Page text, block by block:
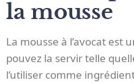
la mousse
La mousse à l’avocat est
pouvez la servir telle
l’utiliser comme